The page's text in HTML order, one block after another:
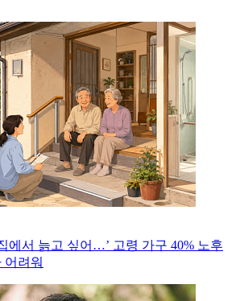
에서 늙고 싶어…’ 고령 가구 40% 노후
어려워